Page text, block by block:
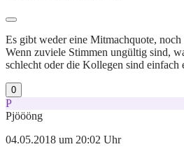
Es gibt weder eine Mitmachquote,
Wenn zuviele Stimmen ungültig sind,
schlecht oder die Kollegen sind einfach
0
P
Pjöööng
04.05.2018 um 20:02 Uhr